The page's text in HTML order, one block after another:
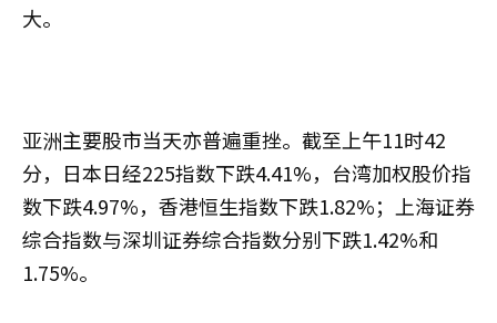
大。
亚洲主要股市当天亦普遍重挫。截至上午11时42
分，日本日经225指数下跌4.41%，台湾加权股价指
数下跌4.97%，香港恒生指数下跌1.82%；上海证券
综合指数与深圳证券综合指数分别下跌1.42%和
1.75%。